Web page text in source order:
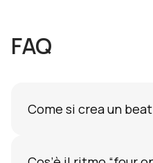
FAQ
Come si crea un